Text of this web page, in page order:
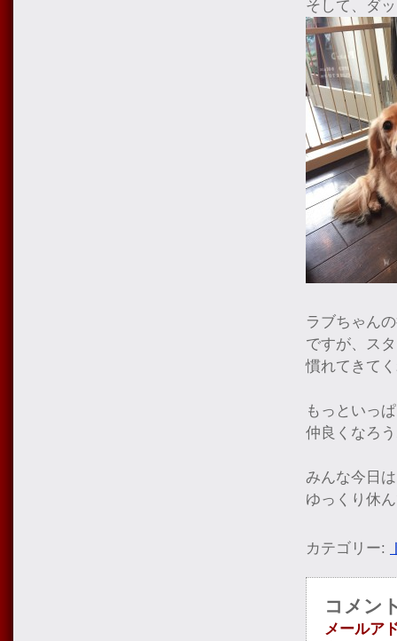
そして、ダ
ラブちゃん
ですが、ス
慣れてきて
もっといっ
仲良くなろ
みんな今日
ゆっくり休
カテゴリー:
コメン
メールア